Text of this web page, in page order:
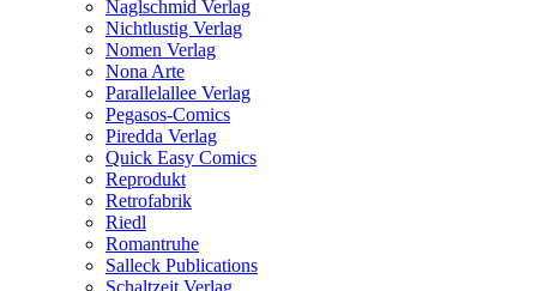
Naglschmid Verlag
Nichtlustig Verlag
Nomen Verlag
Nona Arte
Parallelallee Verlag
Pegasos-Comics
Piredda Verlag
Quick Easy Comics
Reprodukt
Retrofabrik
Riedl
Romantruhe
Salleck Publications
Schaltzeit Verlag